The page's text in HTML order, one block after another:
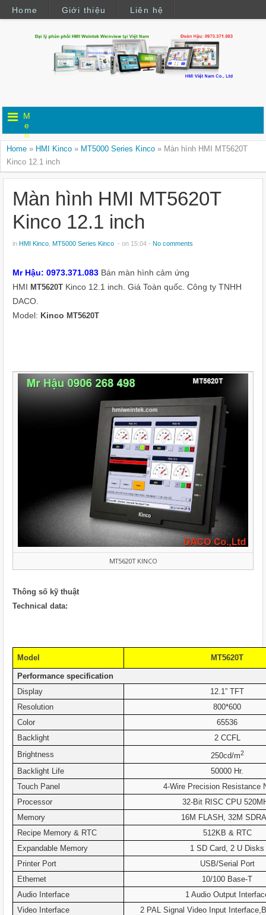
Home Giới thiệu Liên hệ
M
e
n
Home » HMI Kinco » MT5000 Series Kinco » Màn hình HMI MT5620T
Kinco 12.1 inch
Màn hình HMI MT5620T
Kinco 12.1 inch
in HMI Kinco MT5000 Series Kinco - on 15:04 - No comments
Mr Hậu: 0973.371.083 Bán màn hình cảm ứng
HMI MT5620T Kinco 12.1 inch. Giá Toàn quốc. Công ty TNHH
DACO.
Model: Kinco MT5620T
MT5620T KINCO
Thông số kỹ thuật
Technical data:
Model MT5620T
Performance specification
Display
12.1” TFT
Resolution
800*600
Color
65536
Backlight
2 CCFL
Brightness
250cd/m2
Backlight Life
50000 Hr.
Touch Panel
4-Wire Precision Resistance
Processor
32-Bit RISC CPU
Memory
16M FLASH, 32M
Recipe Memory & RTC
512KB & RTC
Expandable Memory
1 SD Card, 2 U Disks
Printer Port
USB/Serial Port
Ethernet
10/100 Base-T
Audio Interface
1 Audio Output
Video Interface
2 PAL Signal Video Input